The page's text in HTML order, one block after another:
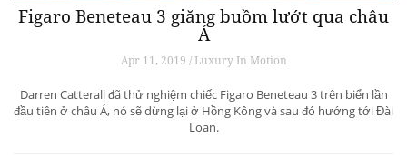
Figaro Beneteau 3 giăng buồm lướt qua châu
Á
Apr 11, 2019 / Luxury In Motion
Darren Catterall đã thử nghiệm chiếc Figaro Beneteau 3 trên biển lần
đầu tiên ở châu Á, nó sẽ dừng lại ở Hồng Kông và sau đó hướng tới Đài
Loan.